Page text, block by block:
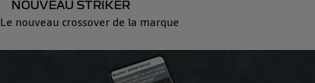
NOUVEAU STRIKER
Le nouveau crossover de la marque